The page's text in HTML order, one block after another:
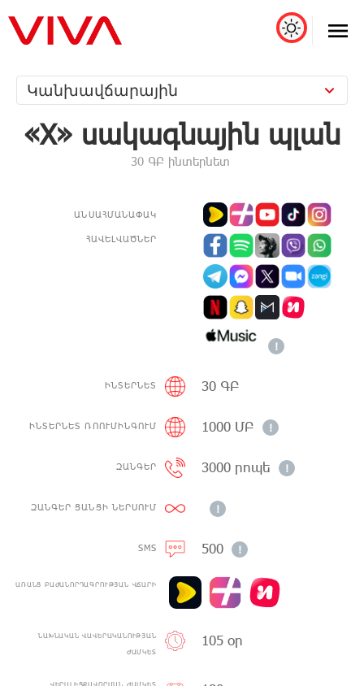
Կանխավճարային
«X» սակագնային պլան
30 ԳԲ ինտերնետ
ԱՆՍԱՀՄԱՆԱՓԱԿ
ՀԱՎԵԼՎԱԾՆԵՐ
!
ԻՆՏԵՐՆԵՏ 30 ԳԲ
ԻՆՏԵՐՆԵՏ ՌՈՈՒՄԻՆԳՈՒՄ 1000 ՄԲ !
ԶԱՆԳԵՐ 3000 րոպե !
ԶԱՆԳԵՐ ՑԱՆՑԻ ՆԵՐՍՈՒՄ !
SMS 500 !
ԱՌԱՆՑ ԲԱԺԱՆՈՐԴԱԳՐՈՒԹՅԱՆ ՎՃԱՐԻ
ՆԱԽՆԱԿԱՆ ՎԱՎԵՐԱԿԱՆՈՒԹՅԱՆ
ԺԱՄԿԵՏ
105 օր
ՎԵՐԱԼԻՑՔԱՎՈՐՄԱՆ ԺԱՄԿԵՏ